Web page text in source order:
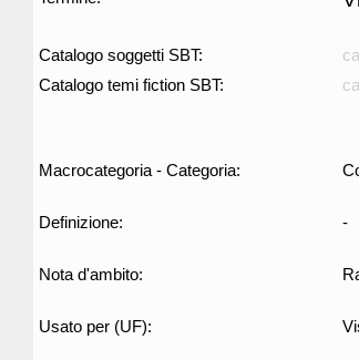
Catalogo soggetti SBT:
Catalogo temi fiction SBT:
Macrocategoria - Categoria:
Definizione: -
Nota d'ambito:
Usato per (UF):